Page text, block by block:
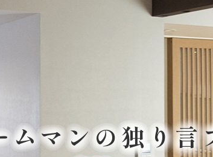
ムマンの独り言